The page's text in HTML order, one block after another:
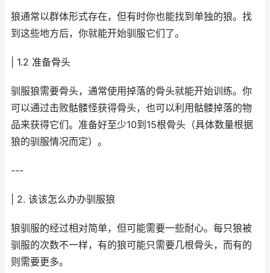
狼通常以群体形式存在，但有时你也能找到单独的狼。找
到这些地方后，你就能开始驯服它们了。
| 1.2 准备骨头
驯服狼需要骨头，通常使用掉落的骨头就能开始训练。你
可以通过击败骷髅怪获得骨头，也可以利用骷髅掉落的物
品来获得它们。准备好至少10到15根骨头（具体数量根据
狼的驯服情况而定）。
---
| 2. 该该怎么办办驯服狼
狼驯服的经过相对简单，但可能需要一些耐心。每只狼被
驯服的次数不一样，有的狼可能只需要几根骨头，而有的
则需要更多。